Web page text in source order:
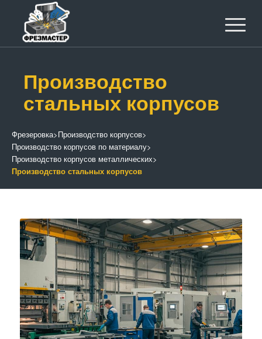
Производство
стальных корпусов
Фрезеровка>Производство корпусов>
Производство корпусов по материалу>
Производство корпусов металлических>
Производство стальных корпусов